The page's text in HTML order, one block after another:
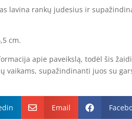
lavina rankų judesius ir
cm.
apie paveikslą, todėl šis
vaikams, supažindinanti juos su
 Email 